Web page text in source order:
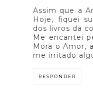
Assim que a
Hoje, fiquei
dos livros da
Me encantei
Mora o Amor,
me irritado
RESPONDER